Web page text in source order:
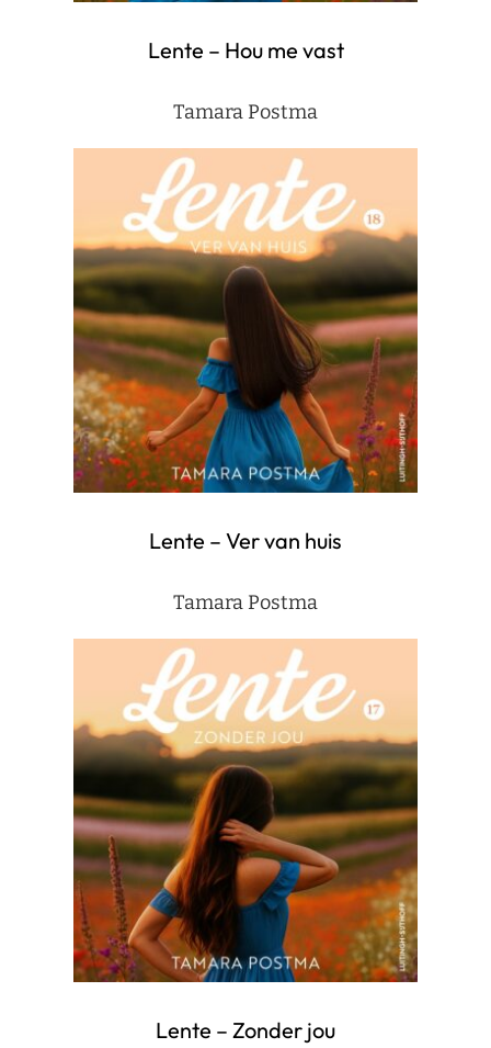
Lente – Hou me vast
Tamara Postma
Lente – Ver van huis
Tamara Postma
Lente – Zonder jou